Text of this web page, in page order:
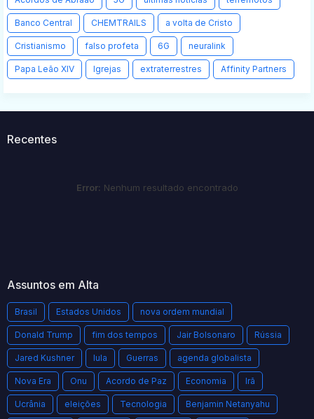
Banco Central CHEMTRAILS a volta de Cristo
Cristianismo falso profeta 6G neuralink
Papa Leão XIV Igrejas extraterrestres Affinity Partners
Recentes
Error: Nenhum resultado encontrado
Assuntos em Alta
Brasil Estados Unidos nova ordem mundial
Donald Trump fim dos tempos Jair Bolsonaro Rússia
Jared Kushner lula Guerras agenda globalista
Nova Era Onu Acordo de Paz Economia Irã
Ucrânia eleições Tecnologia Benjamin Netanyahu